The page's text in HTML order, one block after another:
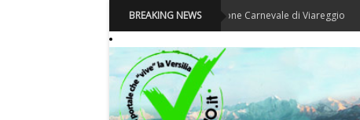
BREAKING NEWS
- Nominata la nuova Fondazione Carnevale di Viareggio